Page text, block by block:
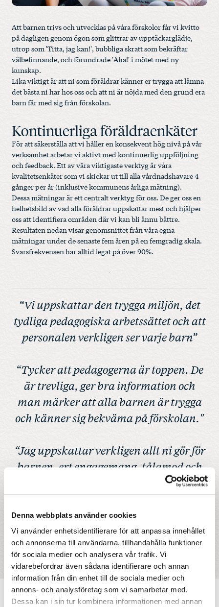
Denna webbplats använder cookies
Vi använder enhetsidentifierare för att anpassa innehållet
och annonserna till användarna, tillhandahålla funktioner
för sociala medier och analysera vår trafik. Vi
vidarebefordrar även sådana identifierare och annan
information från din enhet till de sociala medier och
annons- och analysföretag som vi samarbetar med.
Dessa kan i sin tur kombinera informationen med annan
Att barnen trivs och utvecklas på våra förskolor får vi kvitto
på dagligen genom ögon som glittrar av upptäckarglädje,
utrop som 'Titta, jag kan!', bubbliga skratt som bekräftar
välbefinnande, och förundrade 'Aha!' i mötet med ny
kunskap.
Lika viktigt är att ni som föräldrar känner er trygga att lämna
det bästa ni har hos oss och att ni är nöjda med den grund era
barn får med sig från förskolan.
Kontinuerliga föräldraenkäter
För att säkerställa att vi håller en konsekvent hög nivå på vår
verksamhet arbetar vi aktivt med kontinuerlig uppföljning
och feedback. Ett av våra viktigaste verktyg är våra
kvalitetsenkäter som vi skickar ut till alla vårdnadshavare 4
gånger per år (inklusive kommunens årliga mätning).
Dessa mätningar är ett centralt verktyg för oss. De ger oss en
helhetsbild av vad alla föräldrar uppskattar mest och hjälper
oss att identifiera områden där vi kan bli ännu bättre.
Resultaten nedan visar genomsnittet från våra egna
mätningar under de senaste fem åren på en femgradig skala.
Svarsfrekvensen har alltid legat på över 90%.
“Vi uppskattar den trygga miljön, det
tydliga pedagogiska arbetssättet och att
personalen verkligen ser varje barn”
“Tycker att pedagogerna är toppen. De
är trevliga, ger bra information och
man märker att alla barnen är trygga
och känner sig bekväma på förskolan."
“Jag uppskattar verkligen allt ni gör för
barnen, ert engagemang, tålamod och
hur ni lär dem med både hjärta och
kunskap. Det betyder mycket.”
Föräldrar
PÅ JENSEN FÖRSKOLA, ENKÄT HT2025